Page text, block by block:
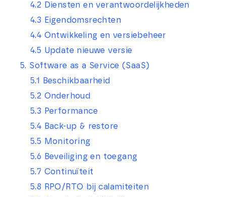
4.2 Diensten en verantwoordelijkheden
4.3 Eigendomsrechten
4.4 Ontwikkeling en versiebeheer
4.5 Update nieuwe versie
5. Software as a Service (SaaS)
5.1 Beschikbaarheid
5.2 Onderhoud
5.3 Performance
5.4 Back-up & restore
5.5 Monitoring
5.6 Beveiliging en toegang
5.7 Continuïteit
5.8 RPO/RTO bij calamiteiten